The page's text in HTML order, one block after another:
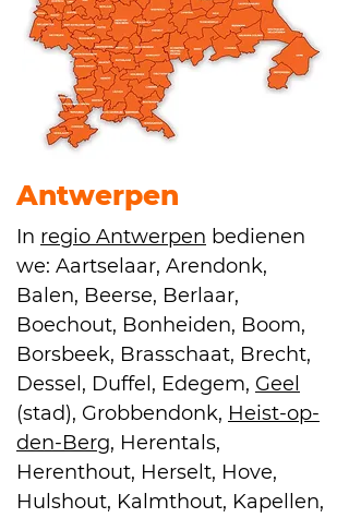
Antwerpen
In regio Antwerpen bedienen
we: Aartselaar, Arendonk,
Balen, Beerse, Berlaar,
Boechout, Bonheiden, Boom,
Borsbeek, Brasschaat, Brecht,
Dessel, Duffel, Edegem, Geel
(stad), Grobbendonk, Heist-op-
den-Berg, Herentals,
Herenthout, Herselt, Hove,
Hulshout, Kalmthout, Kapellen,